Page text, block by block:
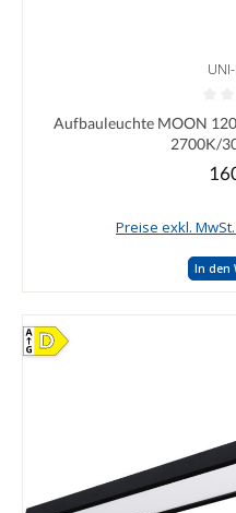
Durchschnittliche Bewertung
Aufbauleuchte MOON
2700K/
Preise exkl.
In den
D